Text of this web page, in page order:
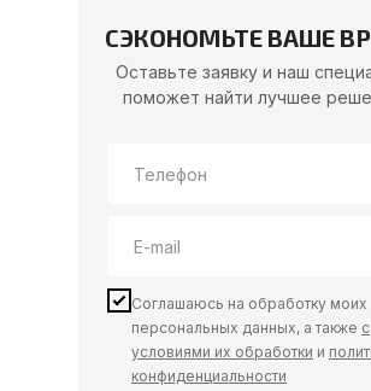
Соглашаюсь на обработку моих
персональных данных, а также с
условиями их обработки и
конфиденциальности
Оставьте заявку и наш
поможет найти лучшее
СЭКОНОМЬТЕ ВАШЕ